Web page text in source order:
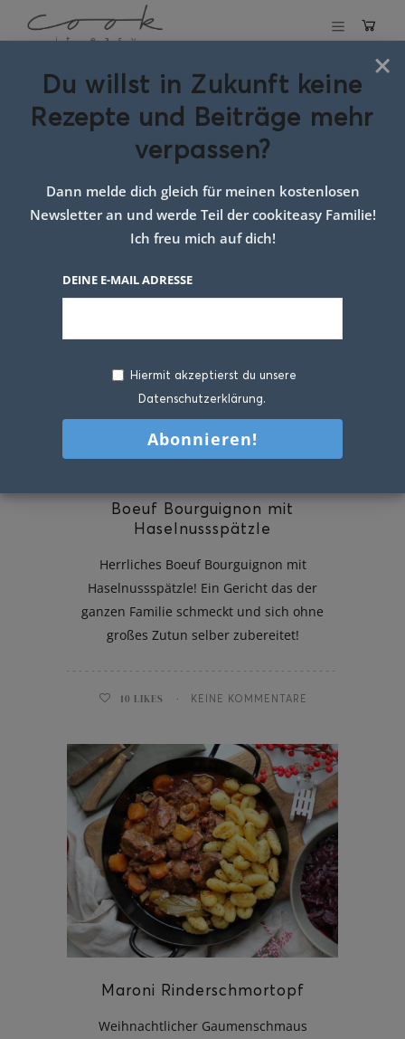
Eis am Stil
Schlagwort:
Schmortopf mit
Rindfleisch und
gemüse
Boeuf Bourguignon mit
Haselnussspätzle
Herrliches Boeuf Bourguignon mit
Haselnussspätzle! Ein Gericht das der
ganzen Familie schmeckt und sich ohne
großes Zutun selber zubereitet!
10 LIKES KEINE KOMMENTARE
Maroni Rinderschmortopf
Weihnachtlicher Gaumenschmaus
×
Du willst in Zukunft keine
Rezepte und Beiträge mehr
verpassen?
Dann melde dich gleich für meinen kostenlosen
Newsletter an und werde Teil der cookiteasy Familie!
Ich freu mich auf dich!
DEINE E-MAIL ADRESSE
Hiermit akzeptierst du unsere
Datenschutzerklärung.